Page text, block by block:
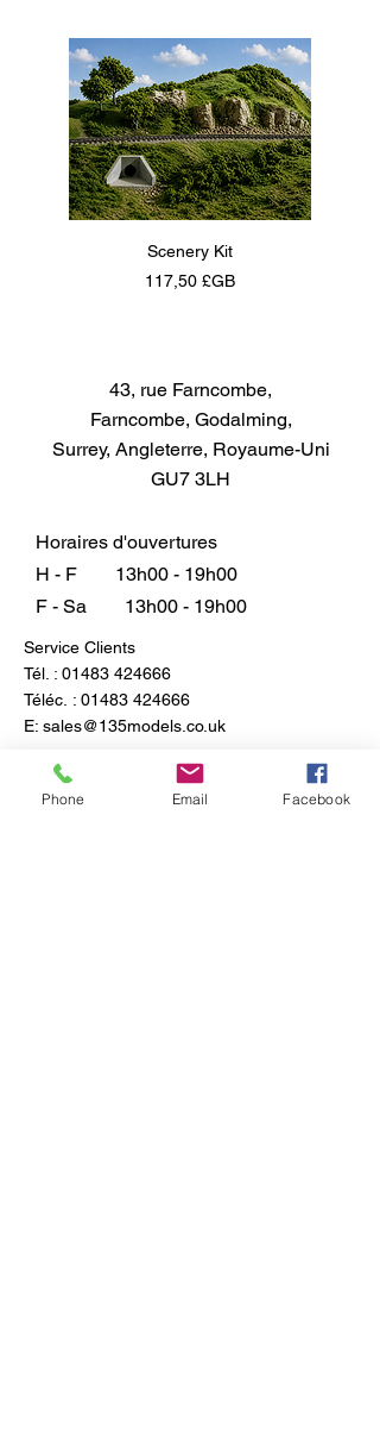
Scenery Kit
Prix
117,50 £GB
43, rue Farncombe,
Farncombe, Godalming,
Surrey, Angleterre, Royaume-Uni
GU7 3LH
Horaires d'ouvertures
H - F
13h00 - 19h00
F - Sa
13h00 - 19h00
Service Clients
Tél. : 01483 424666
Téléc. : 01483 424666
E: sales@135models.co.uk
FAQ
Expédition & retours
Phone Email Facebook